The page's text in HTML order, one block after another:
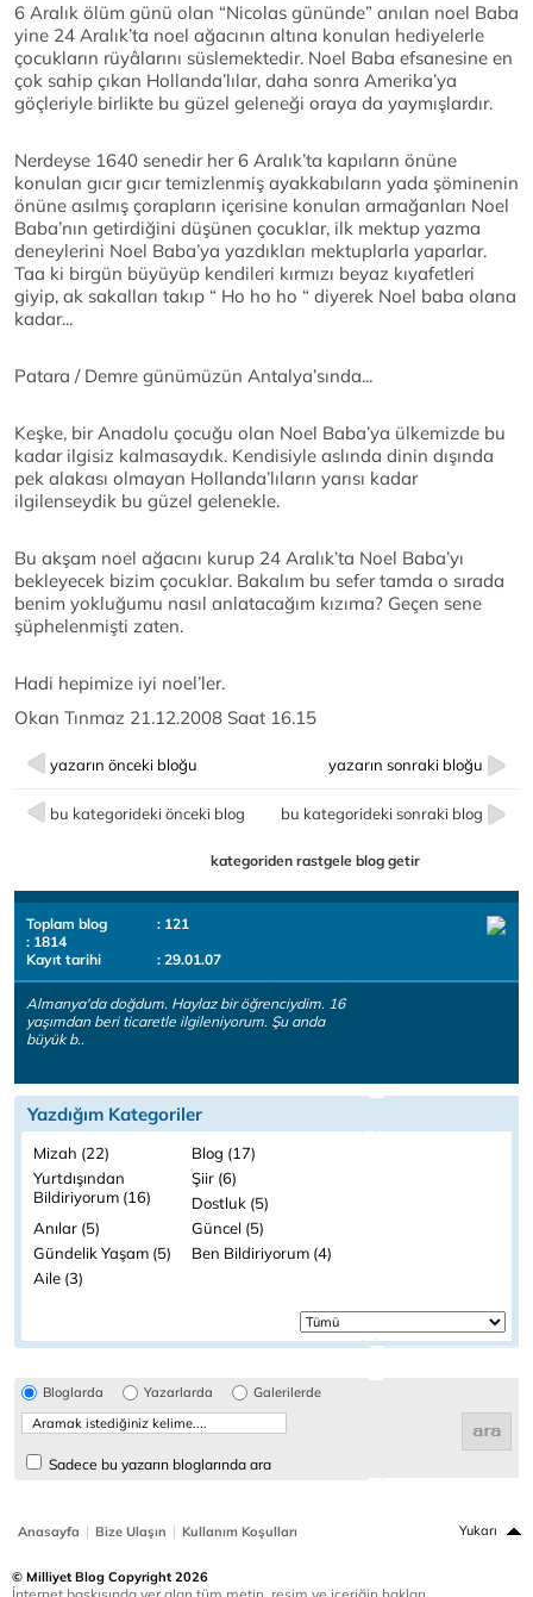
6 Aralık ölüm günü olan “Nicolas gününde” anılan noel Baba
yine 24 Aralık’ta noel ağacının altına konulan hediyelerle
çocukların rüyâlarını süslemektedir. Noel Baba efsanesine en
çok sahip çıkan Hollanda’lılar, daha sonra Amerika’ya
göçleriyle birlikte bu güzel geleneği oraya da yaymışlardır.
Nerdeyse 1640 senedir her 6 Aralık’ta kapıların önüne
konulan gıcır gıcır temizlenmiş ayakkabıların yada şöminenin
önüne asılmış çorapların içerisine konulan armağanları Noel
Baba’nın getirdiğini düşünen çocuklar, ilk mektup yazma
deneylerini Noel Baba’ya yazdıkları mektuplarla yaparlar.
Taa ki birgün büyüyüp kendileri kırmızı beyaz kıyafetleri
giyip, ak sakalları takıp “ Ho ho ho “ diyerek Noel baba olana
kadar...
Patara / Demre günümüzün Antalya’sında...
Keşke, bir Anadolu çocuğu olan Noel Baba’ya ülkemizde bu
kadar ilgisiz kalmasaydık. Kendisiyle aslında dinin dışında
pek alakası olmayan Hollanda’lıların yarısı kadar
ilgilenseydik bu güzel gelenekle.
Bu akşam noel ağacını kurup 24 Aralık’ta Noel Baba’yı
bekleyecek bizim çocuklar. Bakalım bu sefer tamda o sırada
benim yokluğumu nasıl anlatacağım kızıma? Geçen sene
şüphelenmişti zaten.
Hadi hepimize iyi noel’ler.
Okan Tınmaz 21.12.2008 Saat 16.15
yazarın önceki bloğu yazarın sonraki bloğu
bu kategorideki önceki blog bu kategorideki sonraki blog
kategoriden rastgele blog getir
Toplam blog
: 121
: 1814
Kayıt tarihi
: 29.01.07
Almanya'da doğdum. Haylaz bir öğrenciydim. 16
yaşımdan beri ticaretle ilgileniyorum. Şu anda
büyük b..
Yazdığım Kategoriler
Mizah (22)
Blog (17)
Yurtdışından
Bildiriyorum (16)
Şiir (6)
Dostluk (5)
Anılar (5)
Güncel (5)
Gündelik Yaşam (5)
Ben Bildiriyorum (4)
Aile (3)
Bloglarda Yazarlarda Galerilerde
Sadece bu yazarın bloglarında ara
Anasayfa | Bize Ulaşın | Kullanım Koşulları Yukarı
© Milliyet Blog Copyright 2026